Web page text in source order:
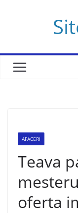
AFACERI
Teava
oferta